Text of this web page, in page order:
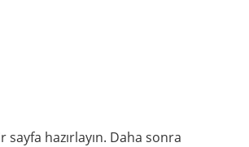
sayfa hazırlayın. Daha sonra